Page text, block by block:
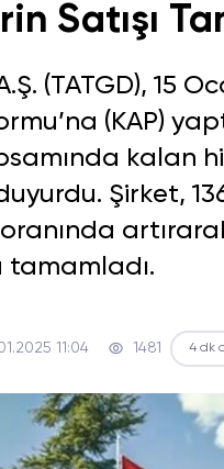
Satışı
(TATGD), 15
(KAP)
kalan
Şirket,
tamamladı.
11:04 1481 4 dk